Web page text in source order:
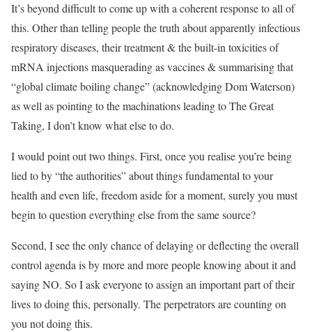
It’s beyond difficult to come up with a coherent response to all of
this. Other than telling people the truth about apparently infectious
respiratory diseases, their treatment & the built-in toxicities of
mRNA injections masquerading as vaccines & summarising that
“global climate boiling change” (acknowledging Dom Waterson)
as well as pointing to the machinations leading to The Great
Taking, I don’t know what else to do.
I would point out two things. First, once you realise you’re being
lied to by “the authorities” about things fundamental to your
health and even life, freedom aside for a moment, surely you must
begin to question everything else from the same source?
Second, I see the only chance of delaying or deflecting the overall
control agenda is by more and more people knowing about it and
saying NO. So I ask everyone to assign an important part of their
lives to doing this, personally. The perpetrators are counting on
you not doing this.